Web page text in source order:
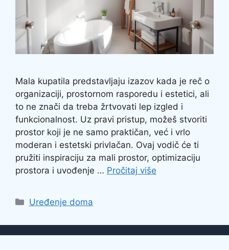
Mala kupatila predstavljaju izazov kada je reč o
organizaciji, prostornom rasporedu i estetici, ali
to ne znači da treba žrtvovati lep izgled i
funkcionalnost. Uz pravi pristup, možeš stvoriti
prostor koji je ne samo praktičan, već i vrlo
moderan i estetski privlačan. Ovaj vodič će ti
pružiti inspiraciju za mali prostor, optimizaciju
prostora i uvođenje … Pročitaj više
Categories
Uređenje doma